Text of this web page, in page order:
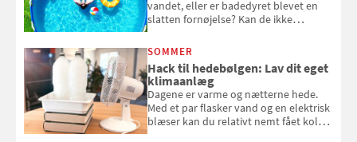
vandet, eller er badedyret blevet en
slatten fornøjelse? Kan de ikke
opmærksom, når du smider
badebassinet eller et badedyr ud
SOMMER
Hack til hedebølgen: Lav dit eget
klimaanlæg
Dagene er varme og nætterne hede.
Med et par flasker vand og en elektrisk
blæser kan du relativt nemt fået koldt